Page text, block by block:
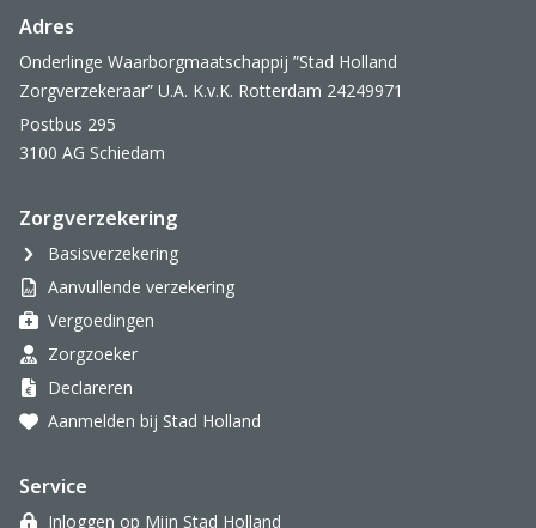
Adres
Onderlinge Waarborgmaatschappij ”Stad Holland
Zorgverzekeraar” U.A. K.v.K. Rotterdam 24249971
Postbus 295
3100 AG Schiedam
Zorgverzekering
Basisverzekering
Aanvullende verzekering
Vergoedingen
Zorgzoeker
Declareren
Aanmelden bij Stad Holland
Service
Inloggen op Mijn Stad Holland